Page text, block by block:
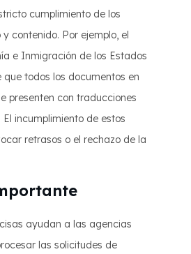
cumplimiento de los
contenido. Por ejemplo, el
e Inmigración de los Estados
que todos los documentos en
presenten con traducciones
incumplimiento de estos
retrasos o el rechazo de la
ayudan a las agencias
las solicitudes de